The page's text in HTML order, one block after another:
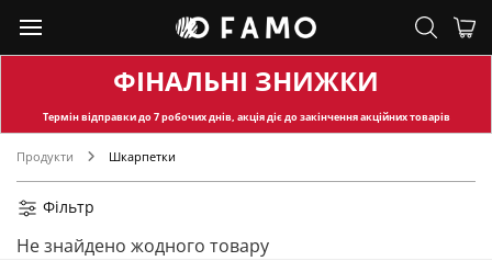
ФІНАЛЬНІ ЗНИЖКИ
Термін відправкидо 7 робочих днів, акція діє до закінчення акційних товарів
Продукти Шкарпетки
Фільтр
Не знайдено жодного товару